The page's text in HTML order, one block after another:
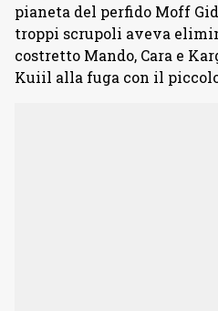
pianeta del perfido Moff
troppi scrupoli aveva
costretto Mando, Cara e
Kuiil alla fuga con il